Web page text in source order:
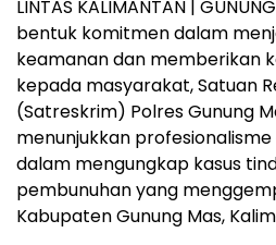
LINTAS KALIMANTAN |
bentuk komitmen dalam
keamanan dan memberikan
kepada masyarakat, Satuan
(Satreskrim) Polres Gunung
menunjukkan
dalam mengungkap kasus
pembunuhan yang
Kabupaten Gunung Mas,